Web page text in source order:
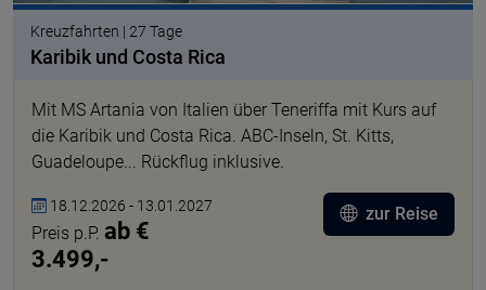
Kreuzfahrten | 27 Tage
Karibik und Costa Rica
Mit MS Artania von Italien über Teneriffa mit Kurs auf
die Karibik und Costa Rica. ABC-Inseln, St. Kitts,
Guadeloupe... Rückflug inklusive.
18.12.2026 - 13.01.2027
Preis p.P. ab €
3.499,-
zur Reise